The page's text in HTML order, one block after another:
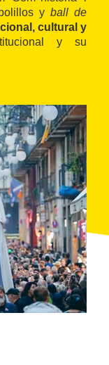
y ball de
cultural y
y su